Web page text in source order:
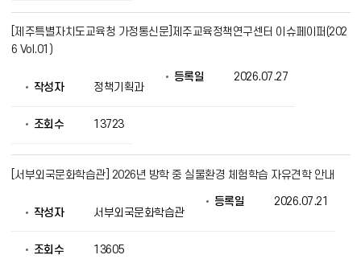
[제주특별자치도교육청 가정통신문]제주교육정책연구센터 이슈페이퍼(202
6 Vol.01)
작성자 정책기획과
등록일 2026.07.27
조회수 13723
[서부외국문화학습관] 2026년 방학 중 실물환경 체험학습 자유견학 안내
작성자 서부외국문화학습관
등록일 2026.07.21
조회수 13605